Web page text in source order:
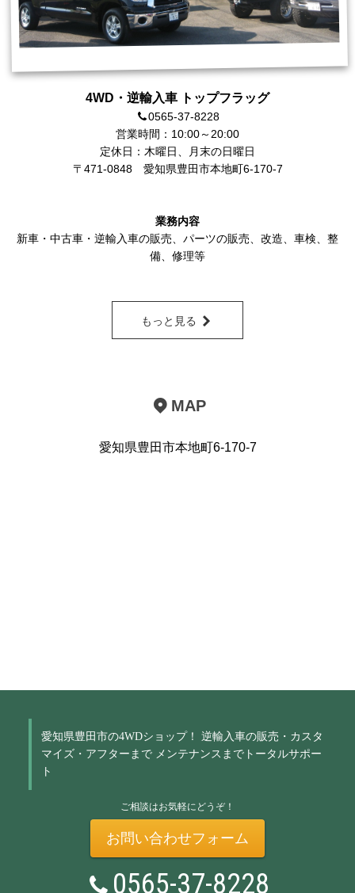
4WD・逆輸入車 トップフラッグ
0565-37-8228
営業時間：10:00～20:00
定休日：木曜日、月末の日曜日
〒471-0848 愛知県豊田市本地町6-170-7
業務内容
新車・中古車・逆輸入車の販売
パーツの販売 、改造、車検、整
備、修理等
もっと見る
MAP
愛知県豊田市本地町6-170-7
愛知県豊田市の4WDショップ！
逆輸入車の販売・カスタ
マイズ・アフターまで メンテナンスまでトータルサポー
ト
ご相談はお気軽にどうぞ！
お問い合わせフォーム
0565-37-8228